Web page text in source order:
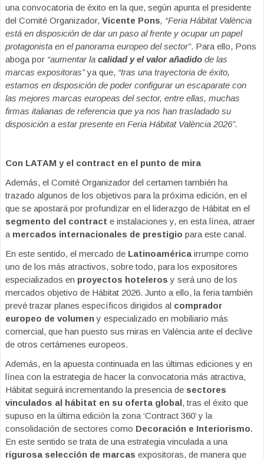
una convocatoria de éxito en la que, según apunta el presidente
del Comité Organizador, Vicente Pons, “Feria Hábitat València
está en disposición de dar un paso al frente y ocupar un papel
protagonista en el panorama europeo del sector”. Para ello, Pons
aboga por “aumentar la calidad y el valor añadido de las
marcas expositoras”ya que, “tras una trayectoria de éxito,
estamos en disposición de poder configurar un escaparate con
las mejores marcas europeas del sector, entre ellas, muchas
firmas italianas de referencia que ya nos han trasladado su
disposición a estar presente en Feria Hábitat València 2026”.
Con LATAM y el contract en el punto de mira
Además, el Comité Organizador del certamen también ha
trazado algunos de los objetivos para la próxima edición, en el
que se apostará por profundizar en el liderazgo de Hábitat en el
segmento del contract e instalaciones y, en esta línea, atraer
a mercados internacionales de prestigio para este canal.
En este sentido, el mercado de Latinoamérica irrumpe como
uno de los más atractivos, sobre todo, para los expositores
especializados en proyectos hoteleros y será uno de los
mercados objetivo de Hábitat 2026. Junto a ello, la feria también
prevé trazar planes específicos dirigidos al comprador
europeo de volumeny especializado en mobiliario más
comercial, que han puesto sus miras en València ante el declive
de otros certámenes europeos.
Además, en la apuesta continuada en las últimas ediciones y en
línea con la estrategia de hacer la convocatoria más atractiva,
Hábitat seguirá incrementando la presencia de sectores
vinculados al hábitat en su oferta global, tras el éxito que
supuso en la última edición la zona ‘Contract 360’ y la
consolidación de sectores como Decoración e Interiorismo.
En este sentido se trata de una estrategia vinculada a una
rigurosa selección de marcas expositoras, de manera que